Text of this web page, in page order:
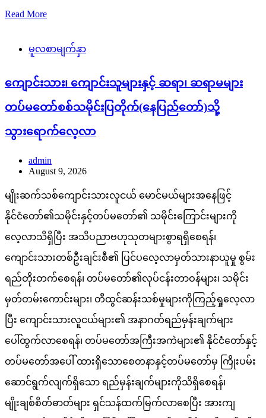
Read More
မူလစာမျက်နှာ
ကျောင်းသား၊ ကျောင်းသူများနှင့် ဆရာ၊ ဆရာမများ
တပ်မတော်စစ်သမိုင်းပြတိုက်(နေပြည်တော်)သို့
သွားရောက်လေ့လာ
admin
August 9, 2026
မျိုးဆက်သစ်ကျောင်းသားလူငယ် မောင်မယ်များအနေဖြင့်
နိုင်ငံတော်၏သမိုင်းနှင့်တပ်မတော်၏ သမိုင်းကြောင်းများကို
လေ့လာသိရှိပြီး အသိပညာဗဟုသုတများစွာရရှိစေရန်၊
ကျောင်းသားတစ်ဦးချင်းစီ၏ ပြင်ပလေ့လာမှတ်သားနာယူမှု စွမ်း
ရည်တိုးတက်စေရန်၊ တပ်မတော်၏လုပ်ငန်းတာဝန်များ၊ သမိုင်း
မှတ်တမ်းကောင်းများ၊ တီထွင်ဆန်းသစ်မှုများကိုကြည့်ရှုလေ့လာ
ပြီး ကျောင်းသားလူငယ်များ၏ အနာဂတ်ရည်မှန်းချက်များ
ပေါ်ထွက်လာစေရန်၊ တပ်မတော်အကြီးအကဲများ၏ နိုင်ငံတော်နှင့်
တပ်မတော်အပေါ် ထားရှိသောစေတနာနှင့်တပ်မတော်မှ ကြိုးပမ်း
ဆောင်ရွက်လျက်ရှိသော ရည်မှန်းချက်များကိုသိရှိစေရန်၊
မျိုးချစ်စိတ်ဓာတ်များ ရှင်သန်ထက်မြက်လာစေပြီး အားကျ